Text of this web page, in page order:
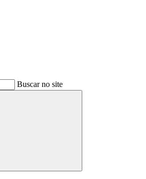
Buscar no site
Buscar